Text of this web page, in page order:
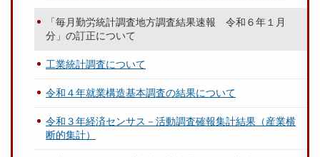
「毎月勤労統計調査地方調査結果速報 令和６年１月
分」の訂正について
工業統計調査について
令和４年就業構造基本調査の結果について
令和３年経済センサス－活動調査確報集計結果（産業横
断的集計）